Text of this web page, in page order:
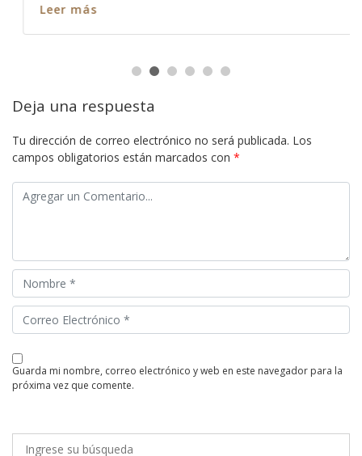
Leer más
Deja una respuesta
Tu dirección de correo electrónico no será publicada. Los
campos obligatorios están marcados con *
guarda mi nombre, correo electrónico y web en este navegador para la
próxima vez que comente.